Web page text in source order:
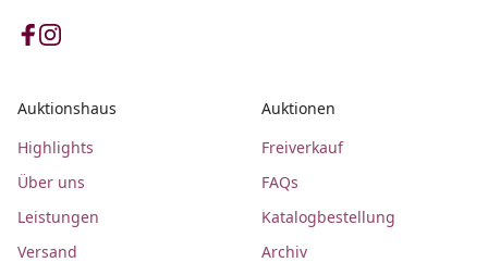
Auktionshaus
Highlights
Über uns
Leistungen
Versand
Auktionen
Freiverkauf
FAQs
Katalogbestellung
Archiv